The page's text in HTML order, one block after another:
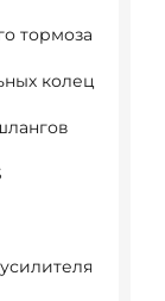
тормоза
колец